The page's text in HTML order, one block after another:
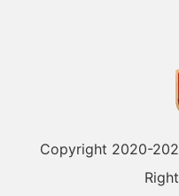
Copyright 2020-